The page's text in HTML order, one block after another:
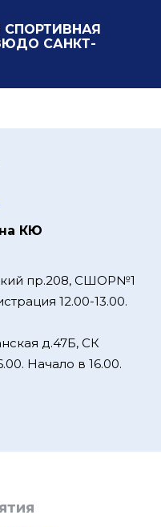
СПОРТИВНАЯ
САНКТ-
КЮ
пр.208, СШОР№1
12.00-13.00.
д.47Б, СК
Начало в 16.00.